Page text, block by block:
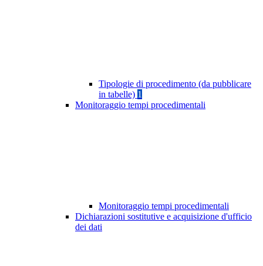
Tipologie di procedimento (da pubblicare
in tabelle) 1
Monitoraggio tempi procedimentali
Monitoraggio tempi procedimentali
Dichiarazioni sostitutive e acquisizione d'ufficio
dei dati